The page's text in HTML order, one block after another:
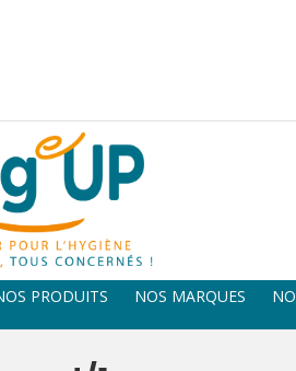
PRODUITS NOS MARQUES